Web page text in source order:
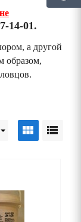
14-01.
а другой
образом,
view_module view_list